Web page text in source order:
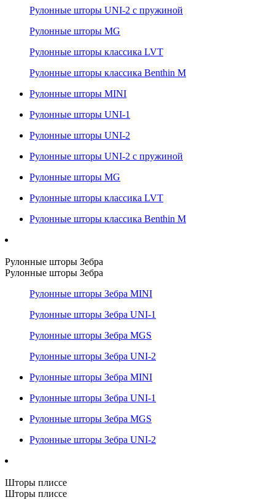
Рулонные шторы UNI-2 с пружиной
Рулонные шторы MG
Рулонные шторы классика LVT
Рулонные шторы классика Benthin M
Рулонные шторы MINI
Рулонные шторы UNI-1
Рулонные шторы UNI-2
Рулонные шторы UNI-2 с пружиной
Рулонные шторы MG
Рулонные шторы классика LVT
Рулонные шторы классика Benthin M
Рулонные шторы Зебра
Рулонные шторы Зебра
Рулонные шторы Зебра MINI
Рулонные шторы Зебра UNI-1
Рулонные шторы Зебра MGS
Рулонные шторы Зебра UNI-2
Рулонные шторы Зебра MINI
Рулонные шторы Зебра UNI-1
Рулонные шторы Зебра MGS
Рулонные шторы Зебра UNI-2
Шторы плиссе
Шторы плиссе